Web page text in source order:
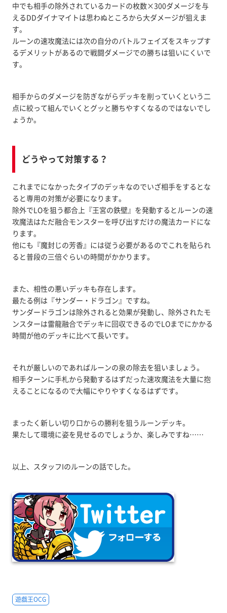
中でも相手の除外されているカードの枚数×300ダメージを与
えるDDダイナマイトは思わぬところから大ダメージが狙えま
す。
ルーンの速攻魔法には次の自分のバトルフェイズをスキップす
るデメリットがあるので戦闘ダメージでの勝ちは狙いにくいで
す。
相手からのダメージを防ぎながらデッキを削っていくという二
点に絞って組んでいくとグッと勝ちやすくなるのではないでし
ょうか。
どうやって対策する？
これまでになかったタイプのデッキなのでいざ相手をするとな
ると専用の対策が必要になります。
除外でLOを狙う都合上『王宮の鉄壁』を発動するとルーンの速
攻魔法はただ融合モンスターを呼び出すだけの魔法カードにな
ります。
他にも『魔封じの芳香』には従う必要があるのでこれを貼られ
ると普段の三倍ぐらいの時間がかかります。
また、相性の悪いデッキも存在します。
最たる例は『サンダー・ドラゴン』ですね。
サンダードラゴンは除外されると効果が発動し、除外されたモ
ンスターは雷龍融合でデッキに回収できるのでLOまでにかかる
時間が他のデッキに比べて長いです。
それが厳しいのであればルーンの泉の除去を狙いましょう。
相手ターンに手札から発動するはずだった速攻魔法を大量に抱
えることになるので大幅にやりやすくなるはずです。
まったく新しい切り口からの勝利を狙うルーンデッキ。
果たして環境に姿を見せるのでしょうか、楽しみですね……
以上、スタッフIのルーンの話でした。
遊戯王OCG